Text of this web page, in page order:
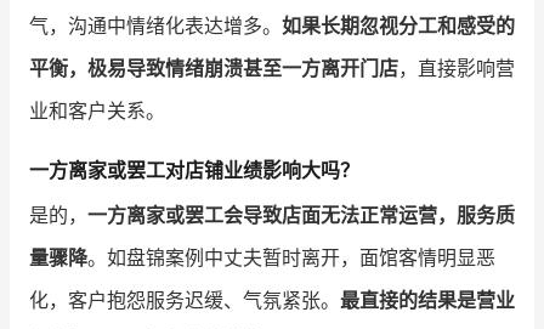
气，沟通中情绪化表达增多。 如果长期忽视分工和感受的
平衡，极易导致情绪崩溃甚至一方离开门店，直接影响营
业和客户关系。
一方离家或罢工对店铺业绩影响大吗？
是的， 一方离家或罢工会导致店面无法正常运营，服务质
量骤降。如盘锦案例中丈夫暂时离开，面馆客情明显恶
化，客户抱怨服务迟缓、气氛紧张。 最直接的结果是营业